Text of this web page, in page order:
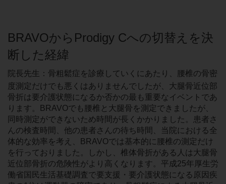
BRAVOからProdigy Cへの切替えを決
断した経緯
院長先生：骨粗鬆症を診療していくにあたり、腰椎の骨密
度測定だけでも悪くはありませんでしたが、大腿骨近位部
骨折は要介護状態になるか否かの最も重要なイベントであ
ります。BRAVOでも腰椎と大腿骨を測定できましたが、
同時測定ができないため時間が長くかかりました。患者さ
んの検査時間、他の患者さんの待ち時間、当院における全
体的な効率を考え、BRAVOでは基本的に腰椎の測定だけ
を行っておりました。しかし、椎体骨折がある人は大腿骨
近位部骨折の危険性がより高くなります。平成25年厚生労
働省国民生活基礎調査で要支援・要介護状態になる原因疾